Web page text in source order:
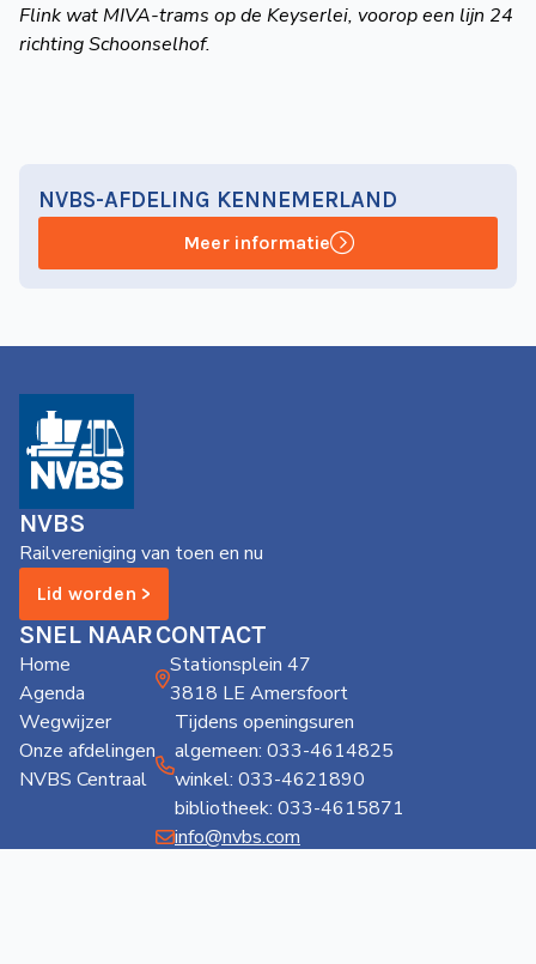
Flink wat MIVA-trams op de Keyserlei, voorop een lijn 24
richting Schoonselhof.
NVBS-AFDELING KENNEMERLAND
Meer informatie
NVBS
Railvereniging van toen en nu
Lid worden >
SNEL NAAR
Home
Agenda
Wegwijzer
Onze afdelingen
NVBS Centraal
CONTACT
Stationsplein 47
3818 LE Amersfoort
Tijdens openingsuren
algemeen: 033-4614825
winkel: 033-4621890
bibliotheek: 033-4615871
info@nvbs.com